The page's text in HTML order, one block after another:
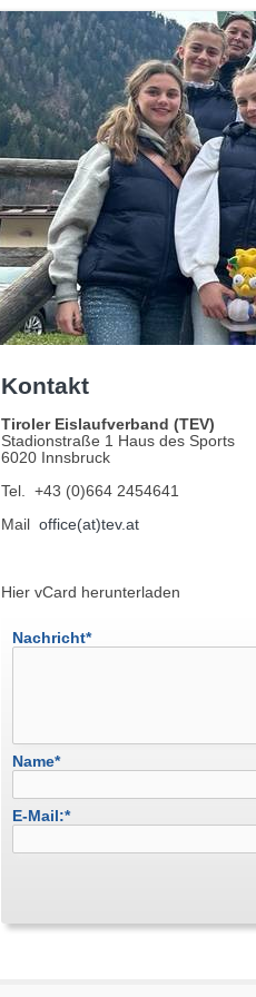
Kontakt
Tiroler Eislaufverband (TEV)
Stadionstraße 1 Haus des Sports
6020 Innsbruck
Tel. +43 (0)664 2454641
Mail office(at)tev.at
Hier vCard herunterladen
Nachricht*
Name*
E-Mail:*